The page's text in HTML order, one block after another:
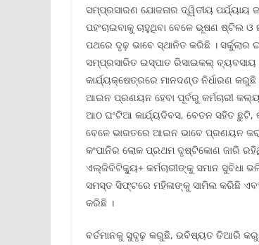
ସମ୍ପ୍ରସାରଣ ଯୋଜନାର ଦ୍ୱିତୀୟ ପର୍ଯ୍ୟାୟ
ପହଂଚାଇବାକୁ ଚାହୁଥିବା ବେଳେ ଭୂଷଣ ଷ୍ଟିଲ
ପଥରେ ଦୃଢ଼ ଭାବେ ସ୍ଥାନିତ କରିଛି ।
ସମ୍ପ୍ରସାରିତ ଇସ୍ପାତ ରିସାଇକଲ୍ ବ୍ୟବସାୟ
କାର୍ଯ୍ୟକ୍ଷେତ୍ରରେ ମାନଦଣ୍ଡ ନିର୍ଧାରଣ କରୁଛି
ଆଇନ ପ୍ରଣୟନ ହେବା ପୂର୍ବରୁ କର୍ମଚାରୀ
ଆଠ ଘଂଟିଆ କାର୍ଯ୍ୟଦିବସ, ବେତନ ସହିତ ଛୁଟି,
ବେଳେ ଭାରତରେ ଆଇନ ଭାବେ ପ୍ରଣୟନ
କଂପାନିର ଲୋକ ପ୍ରଥମ ଦୃଷ୍ଟିକୋଣ ଜାରି
ଏଲ୍‌ଜିବିଟିକ୍ୟୁ+ କର୍ମଚାରୀଙ୍କୁ ସମାନ ସୁବିଧା
ସମସ୍ତ ସିଫ୍ଟରେ ମହିଳାଙ୍କୁ ସାମିଲ କରିଛି
କରିଛି ।
ବର୍ତମାନକୁ ସୁଦୃଢ଼ କରୁଛି, ଭବିଷ୍ୟତ ତିଆରି